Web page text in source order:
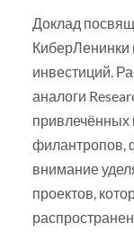
Доклад
КиберЛенинки
инвестиций.
аналоги
привлечённых
филантропов,
внимание
проектов,